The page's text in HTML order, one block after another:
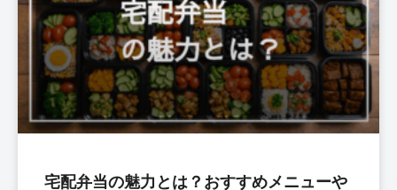
宅配弁当の魅力とは？おすすめメニューや